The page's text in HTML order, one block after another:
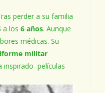
perder a su familia
a los 6 años. Aunque
médicas. Su
militar
inspirado películas